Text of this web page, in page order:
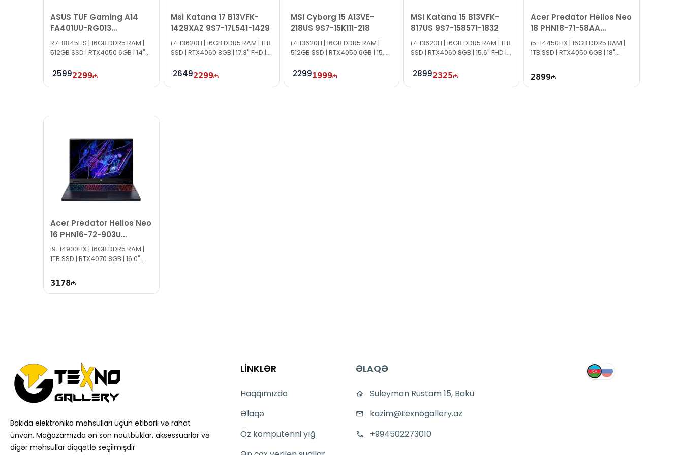
ASUS TUF Gaming A14
FA401UU-RG013
90NR0JD1-M001E0
R7-8845HS | 16GB DDR5 RAM |
512GB SSD | RTX4050 6GB | 14"
25992299
Msi Katana 17 B13VFK-
1429XAZ 9S7-17L541-1429
i7-13620H | 16GB DDR5 RAM | 1TB
SSD | RTX4060 8GB | 17.3" FHD |
26492299
MSI Cyborg 15 A13VE-
218US 9S7-15K111-218
i7-13620H | 16GB DDR5 RAM |
512GB SSD | RTX4050 6GB | 15.6″
22991999
MSI Katana 15 B13VFK-
817US 9S7-158571-1832
i7-13620H | 16GB DDR5 RAM | 1TB
SSD | RTX4060 8GB | 15.6" FHD |
28992325
Acer Predator Helios Neo
18 PHN18-71-58AA
NH.QS1ER.001
i5-14450HX | 16GB DDR5 RAM |
1TB SSD | RTX4050 6GB | 18"
2899
Acer Predator Helios Neo
16 PHN16-72-903U
NH.QREEM.001
i9-14900HX | 16GB DDR5 RAM |
1TB SSD | RTX4070 8GB | 16.0"
3178
Bakıda elektronika məhsulları üçün etibarlı və rahat
ünvan. Mağazamızda ən son noutbuklar, aksessuarlar və
digər məhsullar diqqətlə seçilmişdir
LİNKLƏR
Haqqımızda
Əlaqə
Öz kompüterini yığ
ƏLAQƏ
Suleyman Rustam 15, Baku
kazim@texnogallery.az
+994502273010